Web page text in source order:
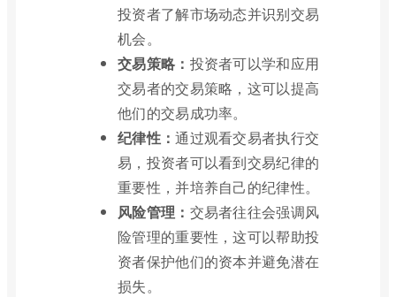
投资者了解市场动态并识别交易
机会。
交易策略： 投资者可以学和应用
交易者的交易策略，这可以提高
他们的交易成功率。
纪律性：通过观看交易者执行交
易，投资者可以看到交易纪律的
重要性，并培养自己的纪律性。
风险管理： 交易者往往会强调风
险管理的重要性，这可以帮助投
资者保护他们的资本并避免潜在
损失。